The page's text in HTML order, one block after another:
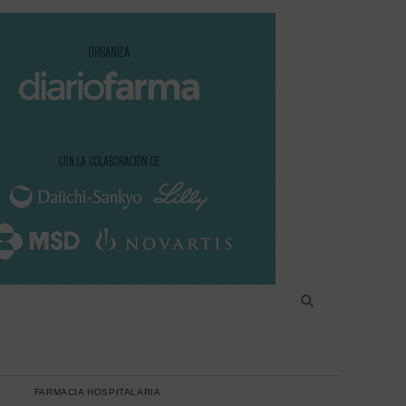
FARMACIA HOSPITALARIA